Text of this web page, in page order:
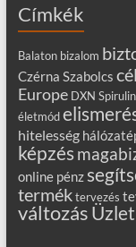
Címkék
Balaton bizalom
Czérna Szabolcs cél
Europe DXN
életmód
hitelesség
képzés
online pénz
termék tervezés
változás